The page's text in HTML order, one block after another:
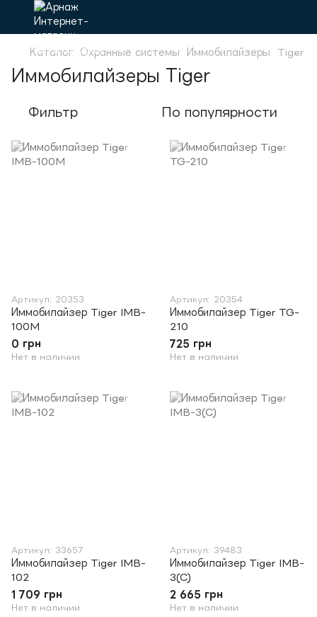
Каталог Охранные системы Иммобилайзеры Tiger
Иммобилайзеры Tiger
Фильтр По популярности
Артикул: 20353
Иммобилайзер Tiger IMB-
100M
0 грн
Нет в наличии
Артикул: 20354
Иммобилайзер Tiger TG-
210
725 грн
Нет в наличии
Артикул: 33657
Иммобилайзер Tiger IMB-
102
1 709 грн
Нет в наличии
Артикул: 39483
Иммобилайзер Tiger IMB-
3(C)
2 665 грн
Нет в наличии